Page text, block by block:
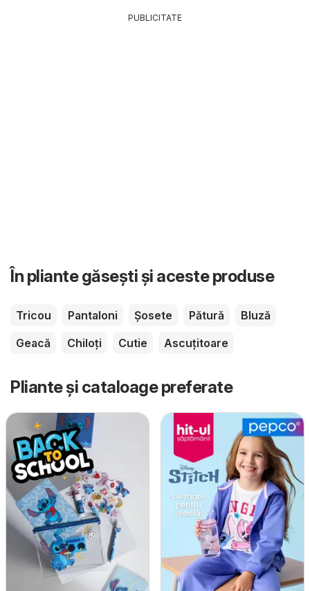
PUBLICITATE
În pliante găsești și aceste produse
Tricou Pantaloni Șosete Pătură
Bluză
Geacă
Chiloți Cutie Ascuțitoare
Pliante și cataloage preferate